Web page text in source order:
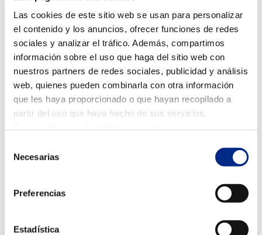
Las cookies de este sitio web se usan para personalizar
el contenido y los anuncios, ofrecer funciones de redes
sociales y analizar el tráfico. Además, compartimos
información sobre el uso que haga del sitio web con
nuestros partners de redes sociales, publicidad y análisis
web, quienes pueden combinarla con otra información
que les haya proporcionado o que hayan recopilado a
partir del uso que haya hecho de sus servicios.
Necesarias
Preferencias
Estadística
Ene 30, 2026
El aire acondicionado no es solo para el verano. Cada
vez más viviendas y locales utilizan estos equipos para
calefactar durante el invierno gracias a la bomba de
calor. Sin embargo, un uso incorrecto puede provocar
un mayor consumo, menor confort e incluso averías....